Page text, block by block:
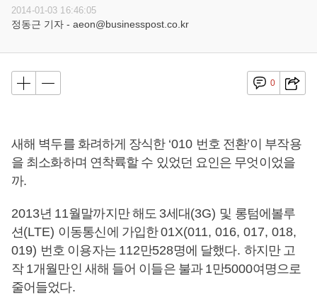
2014-01-03 16:46:05
정동근 기자 - aeon@businesspost.co.kr
0
새해 벽두를 화려하게 장식한 ‘010 번호 전환’이 부작용
을 최소화하며 연착륙할 수 있었던 요인은 무엇이었을
까.
2013년 11월말까지만 해도 3세대 (3G) 및 롱텀에볼루
션(LTE) 이동통신에 가입한01X(011, 016, 017, 018,
019) 번호 이용자는 112만528명에 달했다. 하지만 고
작 1개월만인 새해 들어 이들은 불과 1만5000여명으로
줄어들었다.